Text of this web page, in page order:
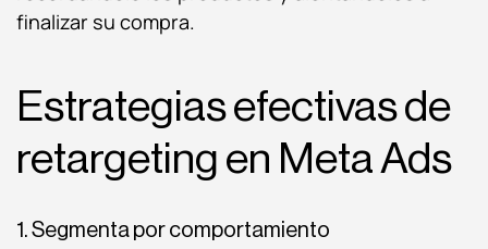
finalizar su compra.
Estrategias efectivas de
retargeting en Meta Ads
1. Segmenta por comportamiento